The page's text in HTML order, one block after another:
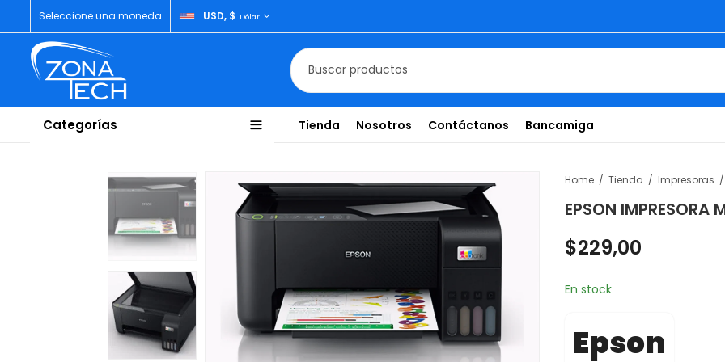
Seleccione una moneda USD, $ Dólar
Categorías Tienda Nosotros Contáctanos Bancamiga
Home Tienda Impresoras
EPSON IMPRESORA
$229,00
En stock
Epson